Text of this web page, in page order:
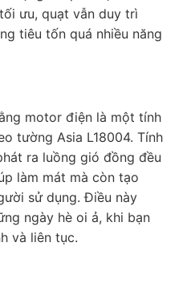
ưu, quạt vẫn duy trì
tiêu tốn quá nhiều năng
motor điện là một tính
tường Asia L18004. Tính
ra luồng gió đồng đều
làm mát mà còn tạo
sử dụng. Điều này
ngày hè oi ả, khi bạn
và liên tục.